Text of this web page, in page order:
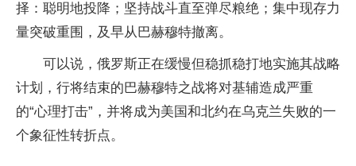
择：聪明地投降；坚持战斗直至弹尽粮绝；集中现存力
量突破重围，及早从巴赫穆特撤离。
可以说，俄罗斯正在缓慢但稳抓稳打地实施其战略
计划，行将结束的巴赫穆特之战将对基辅造成严重
的“心理打击”，并将成为美国和北约在乌克兰失败的一
个象征性转折点。